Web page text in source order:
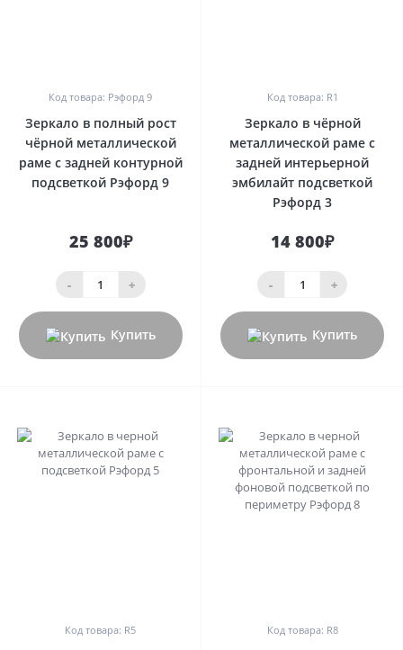
Код товара: Рэфорд 9
Зеркало в полный рост
чёрной металлической
раме с задней контурной
подсветкой Рэфорд 9
25 800₽
- +
Купить
Код товара: R1
Зеркало в чёрной
металлической раме с
задней интерьерной
эмбилайт подсветкой
Рэфорд 3
14 800₽
- +
Купить
Код товара: R5 Код товара: R8